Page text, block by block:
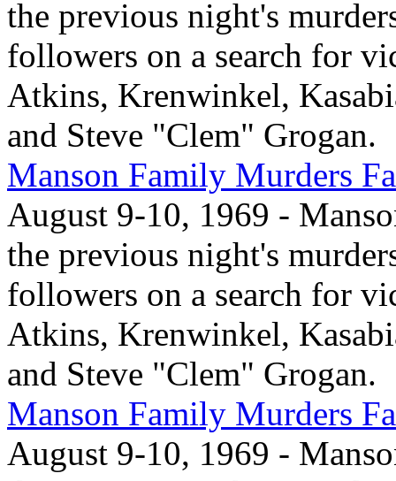
the previous night's
followers on a search for
Atkins, Krenwinkel,
and Steve "Clem" Grogan.
Manson Family Murders
August 9-10, 1969 -
the previous night's
followers on a search for
Atkins, Krenwinkel,
and Steve "Clem" Grogan.
Manson Family Murders
August 9-10, 1969 -